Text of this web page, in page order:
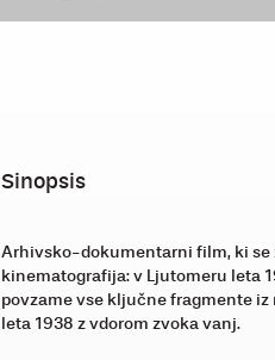
Sinopsis
Arhivsko-dokumentarni film, ki se
kinematografija: v Ljutomeru leta
povzame vse ključne fragmente
leta 1938 z vdorom zvoka vanj.